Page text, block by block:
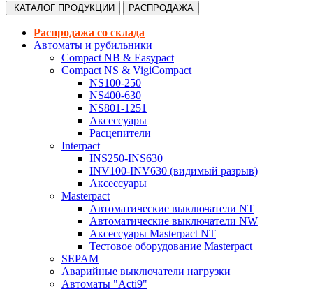
КАТАЛОГ ПРОДУКЦИИ РАСПРОДАЖА
Распродажа со склада
Автоматы и рубильники
Compact NB & Easypact
Compact NS & VigiCompact
NS100-250
NS400-630
NS801-1251
Аксессуары
Расцепители
Interpact
INS250-INS630
INV100-INV630 (видимый разрыв)
Аксессуары
Masterpact
Автоматические выключатели NT
Автоматические выключатели NW
Аксессуары Masterpact NT
Тестовое оборудование Masterpact
SEPAM
Аварийные выключатели нагрузки
Автоматы "Acti9"